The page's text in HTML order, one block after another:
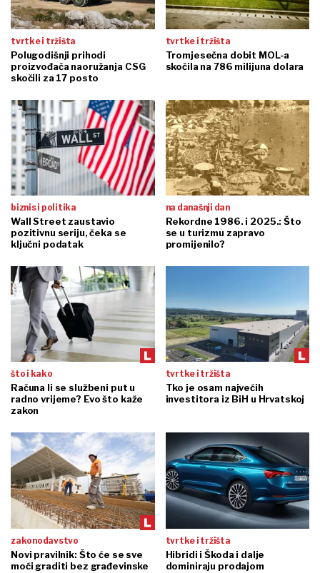
tvrtke i tržišta
Polugodišnji prihodi
proizvođača naoružanja CSG
skočili za 17 posto
tvrtke i tržišta
Tromjesečna dobit MOL-a
skočila na 786 milijuna dolara
biznis i politika
Wall Street zaustavio
pozitivnu seriju, čeka se
ključni podatak
na današnji dan
Rekordne 1986. i 2025.: Što
se u turizmu zapravo
promijenilo?
što i kako
Računa li se službeni put u
radno vrijeme? Evo što kaže
zakon
tvrtke i tržišta
Tko je osam najvećih
investitora iz BiH u Hrvatskoj
zakonodavstvo
Novi pravilnik: Što će se sve
moći graditi bez građevinske
tvrtke i tržišta
Hibridi i Škoda i dalje
dominiraju prodajom